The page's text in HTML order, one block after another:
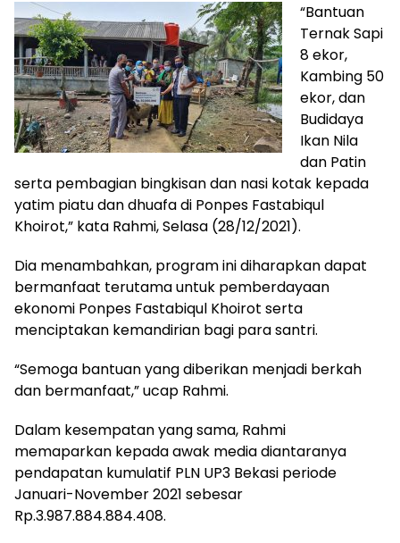
“Bantuan
Ternak Sapi
8 ekor,
Kambing 50
ekor, dan
Budidaya
Ikan Nila
dan Patin
serta pembagian bingkisan dan nasi kotak kepada
yatim piatu dan dhuafa di Ponpes Fastabiqul
Khoirot,” kata Rahmi, Selasa (28/12/2021).
Dia menambahkan, program ini diharapkan dapat
bermanfaat terutama untuk pemberdayaan
ekonomi Ponpes Fastabiqul Khoirot serta
menciptakan kemandirian bagi para santri.
“Semoga bantuan yang diberikan menjadi berkah
dan bermanfaat,” ucap Rahmi.
Dalam kesempatan yang sama, Rahmi
memaparkan kepada awak media diantaranya
pendapatan kumulatif PLN UP3 Bekasi periode
Januari-November 2021 sebesar
Rp.3.987.884.884.408.